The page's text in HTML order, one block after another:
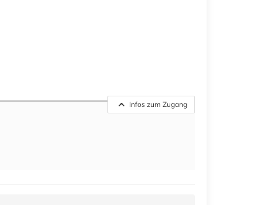
Infos zum Zugang